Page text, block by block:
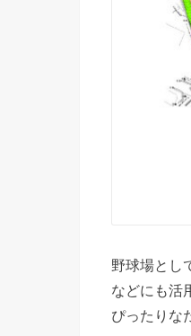
野球場とし
などにも活
ぴったりな